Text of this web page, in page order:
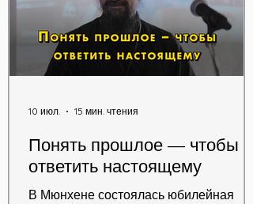
окончание экзистенциального
противостояния между сообществом
христиан и властителями Римской
Империи.
Понять прошлое — чтобы
ответить настоящему
В Мюнхене состоялась юбилейная
10 июл. 15 мин. чтения